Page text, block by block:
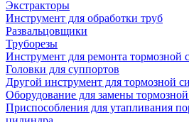
Экстракторы
Инструмент для обработки труб
Развальцовщики
Труборезы
Инструмент для ремонта тормозной
Головки для суппортов
Другой инструмент для тормозной
Оборудование для замены
Приспособления для утапливания